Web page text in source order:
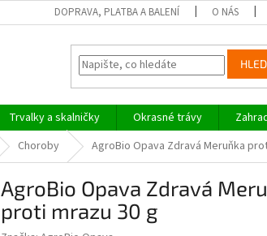
DOPRAVA, PLATBA A BALENÍ O NÁS
Trvalky a skalničky Okrasné trávy
Choroby AgroBio Opava Zdravá Meruňka
AgroBio Opava Zdravá
proti mrazu 30 g